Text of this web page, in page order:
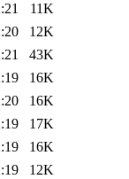
11K
12K
43K
16K
16K
17K
16K
12K